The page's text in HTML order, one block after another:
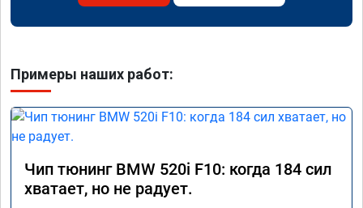
Примеры наших работ:
Чип тюнинг BMW 520i F10: когда 184 сил
хватает, но не радует.